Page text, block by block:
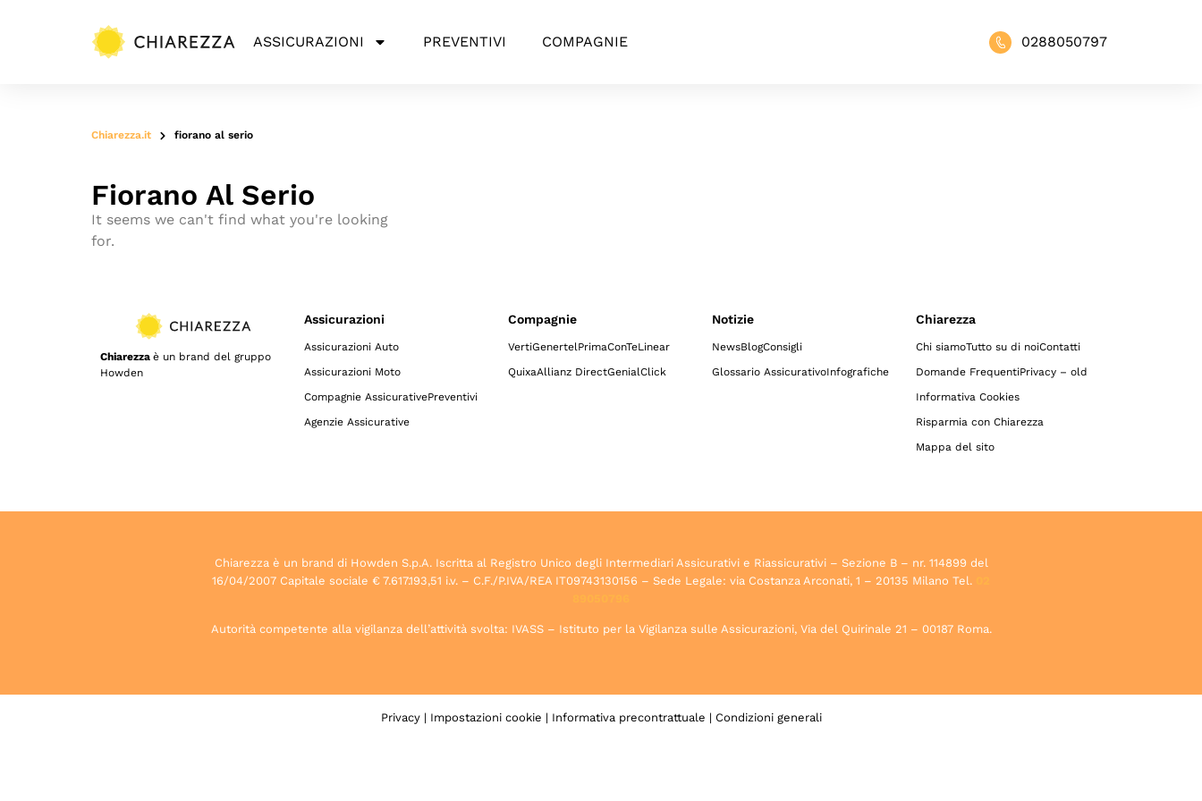
ASSICURAZIONI PREVENTIVI COMPAGNIE 0288050797
Chiarezza.it fiorano al serio
Fiorano Al Serio
It seems we can't find what you're looking
for.
Chiarezza è un brand del gruppo
Howden
Assicurazioni
Assicurazioni Auto
Assicurazioni Moto
Compagnie AssicurativePreventivi
Agenzie Assicurative
Compagnie
VertiGenertelPrimaConTeLinear
QuixaAllianz DirectGenialClick
Notizie
NewsBlogConsigli
Glossario AssicurativoInfografiche
Chiarezza
Chi siamoTutto su di noiContatti
Domande FrequentiPrivacy – old
Informativa Cookies
Risparmia con Chiarezza
Mappa del sito
Chiarezza è un brand di Howden S.p.A. Iscritta al Registro Unico degli Intermediari Assicurativi e Riassicurativi – Sezione B – nr. 114899 del
16/04/2007 Capitale sociale € 7.617.193,51 i.v. – C.F./P.IVA/REA IT09743130156 – Sede Legale: via Costanza Arconati, 1 – 20135 Milano Tel.
Autorità competente alla vigilanza dell’attività svolta: IVASS – Istituto per la Vigilanza sulle Assicurazioni, Via del Quirinale 21 – 00187 Roma.
Privacy| Impostazioni cookie | Informativa precontrattuale | Condizioni generali